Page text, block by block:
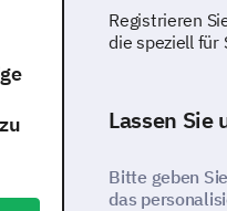
Registrieren
die speziell für
Lassen
Bitte geben
das